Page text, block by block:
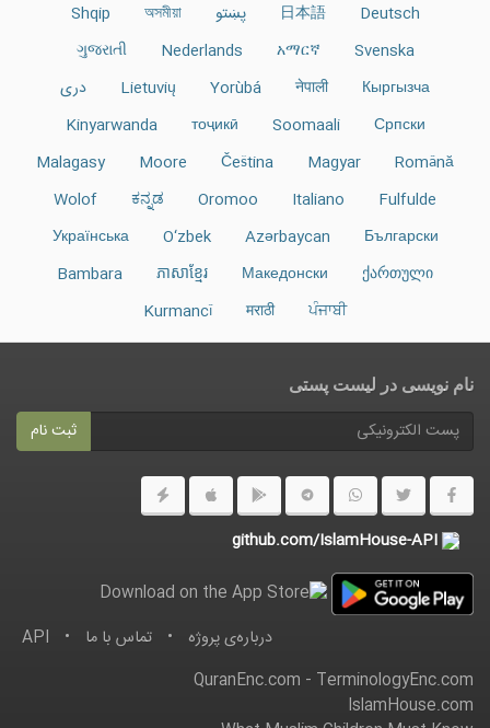
Deutsch
日本語 پښتو অসমীয়া
Shqip
Svenska
አማርኛ
Nederlands
ગુજરાતી
Кыргызча
नेपाली
Yorùbá
Lietuvių
دری
Српски
Soomaali
тоҷикӣ
Kinyarwanda
Română
Magyar
Čeština
Moore
Malagasy
Fulfulde
Italiano
Oromoo
ಕನ್ನಡ
Wolof
Български
Azərbaycan
O‘zbek
Українська
ქართული
Македонски
ភាសាខ្មែរ
Bambara
ਪੰਜਾਬੀ
मराठी
Kurmancî
نام نویسی در ليست پستى
ثبت نام
github.com/IslamHouse-API
درباره‌ى پروژه • تماس با ما •
API
QuranEnc.com - TerminologyEnc.com
IslamHouse.com